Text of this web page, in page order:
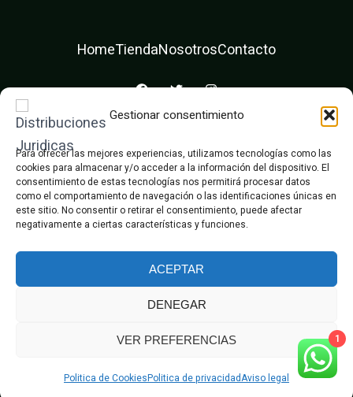
Gestionar consentimiento
Para ofrecer las mejores experiencias, utilizamos tecnologías como las
cookies para almacenar y/o acceder a la información del dispositivo. El
consentimiento de estas tecnologías nos permitirá procesar datos
como el comportamiento de navegación o las identificaciones únicas en
este sitio. No consentir o retirar el consentimiento, puede afectar
negativamente a ciertas características y funciones.
ACEPTAR
DENEGAR
VER PREFERENCIAS
Politica de CookiesPolitica de privacidadAviso legal
HomeTiendaNosotrosContacto
F
c
e
o
k
T
i
t
r
I
s
t
r
a
m
© Distribuciones Juridicas
Declaración Accesibilidad
Política de CookiesPolítica de Privacidad 1